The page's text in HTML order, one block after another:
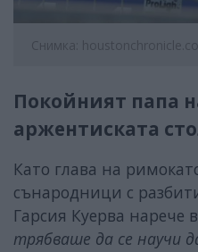
Снимка:
Покойният папа
аржентиската
Като глава на
сънародници с
Гарсия Куерва нарече
трябваше да се научи